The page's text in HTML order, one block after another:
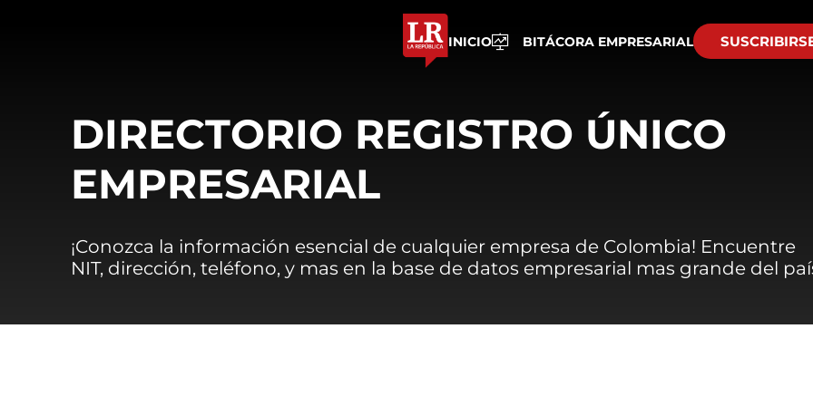
INICIO BITÁCORA EMPRESARIAL
DIRECTORIO REGISTRO ÚNICO
EMPRESARIAL
¡Conozca la información esencial de cualquier empresa de Colombia! Encuentre
NIT, dirección, teléfono, y mas en la base de datos empresarial mas grande del